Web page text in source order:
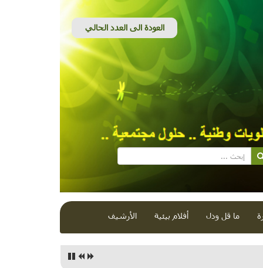
ما قل ودل أفلام بيئية الأرشيف